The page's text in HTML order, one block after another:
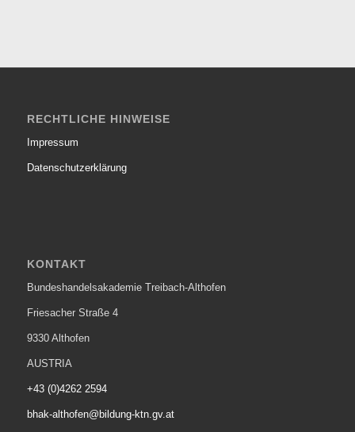
RECHTLICHE HINWEISE
Impressum
Datenschutzerklärung
KONTAKT
Bundeshandelsakademie Treibach-Althofen
Friesacher Straße 4
9330 Althofen
AUSTRIA
+43 (0)4262 2594
bhak-althofen@bildung-ktn.gv.at